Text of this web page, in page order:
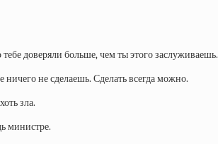
доверяли больше, чем ты этого заслуживаешь.
ничего не сделаешь. Сделать всегда можно.
зла.
министре.